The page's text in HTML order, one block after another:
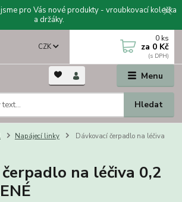
pro Vás nové produkty - vroubkovací kolečka
a držáky.
Menu
CZK
Hledat
0 ks
za 0 Kč
Napájecí linky
Dávkovací čerpadlo na léčiva
na léčiva 0,2